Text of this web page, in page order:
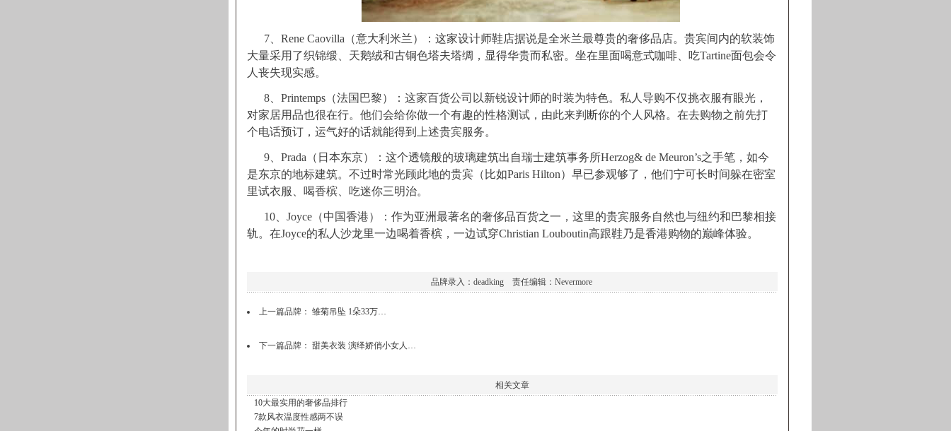
7、Rene Caovilla（意大利米兰）：这家设计师鞋店据说是全米兰最尊贵的奢侈品店。贵宾间内的软装饰
大量采用了织锦缎、天鹅绒和古铜色塔夫塔绸，显得华贵而私密。坐在里面喝意式咖啡、吃Tartine面包会令
人丧失现实感。
8、Printemps（法国巴黎）：这家百货公司以新锐设计师的时装为特色。私人导购不仅挑衣服有眼光，
对家居用品也很在行。他们会给你做一个有趣的性格测试，由此来判断你的个人风格。在去购物之前先打
个电话预订，运气好的话就能得到上述贵宾服务。
9、Prada（日本东京）：这个透镜般的玻璃建筑出自瑞士建筑事务所Herzog& de Meuron’s之手笔，如今
是东京的地标建筑。不过时常光顾此地的贵宾（比如Paris Hilton）早已参观够了，他们宁可长时间躲在密室
里试衣服、喝香槟、吃迷你三明治。
10、Joyce（中国香港）：作为亚洲最著名的奢侈品百货之一，这里的贵宾服务自然也与纽约和巴黎相接
轨。在Joyce的私人沙龙里一边喝着香槟，一边试穿Christian Louboutin高跟鞋乃是香港购物的巅峰体验。
品牌录入：deadking 责任编辑：Nevermore
上一篇品牌： 雏菊吊坠 1朵33万…
下一篇品牌： 甜美衣装 演绎娇俏小女人…
相关文章
10大最实用的奢侈品排行
7款风衣温度性感两不误